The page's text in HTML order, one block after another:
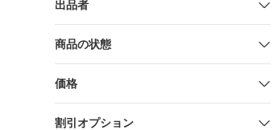
出品者
商品の状態
価格
割引オプション